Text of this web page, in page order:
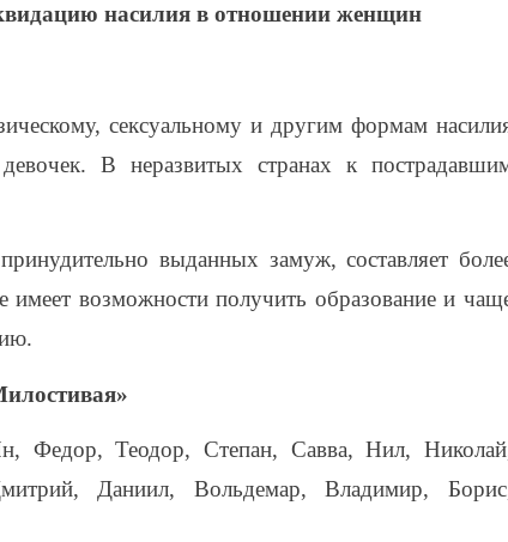
насилия в отношении женщин
сексуальному и другим формам
В неразвитых странах к
выданных замуж, составляет
имеет возможности получить образование и
Федор, Теодор, Степан, Савва, Нил,
Даниил, Вольдемар, Владимир,